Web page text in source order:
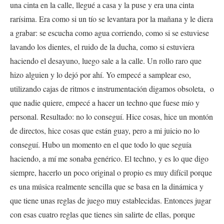
una cinta en la calle, llegué a casa y la puse y era una cinta
rarísima. Era como si un tío se levantara por la mañana y le diera
a grabar: se escucha como agua corriendo, como si se estuviese
lavando los dientes, el ruido de la ducha, como si estuviera
haciendo el desayuno, luego sale a la calle. Un rollo raro que
hizo alguien y lo dejó por ahí. Yo empecé a samplear eso,
utilizando cajas de ritmos e instrumentación digamos obsoleta, o
que nadie quiere, empecé a hacer un techno que fuese mío y
personal. Resultado: no lo conseguí. Hice cosas, hice un montón
de directos, hice cosas que están guay, pero a mi juicio no lo
conseguí. Hubo un momento en el que todo lo que seguía
haciendo, a mí me sonaba genérico. El techno, y es lo que digo
siempre, hacerlo un poco original o propio es muy difícil porque
es una música realmente sencilla que se basa en la dinámica y
que tiene unas reglas de juego muy establecidas. Entonces jugar
con esas cuatro reglas que tienes sin salirte de ellas, porque